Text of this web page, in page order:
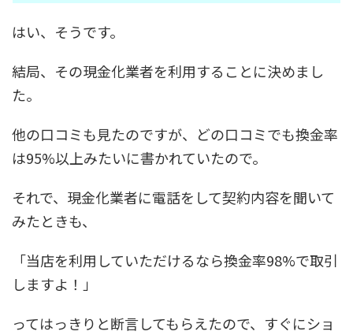
はい、そうです。
結局、その現金化業者を利用することに決めまし
た。
他の口コミも見たのですが、どの口コミでも換金率
は95%以上みたいに書かれていたので。
それで、現金化業者に電話をして契約内容を聞いて
みたときも、
「当店を利用していただけるなら換金率98%で取引
しますよ！」
ってはっきりと断言してもらえたので、すぐにショ